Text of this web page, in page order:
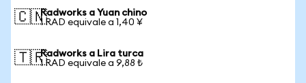
🇨🇳Radworks a Yuan chino
1 RAD equivale a 1,40 ¥
🇹🇷Radworks a Lira turca
1 RAD equivale a 9,88 ₺